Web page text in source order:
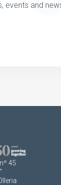
events and
45